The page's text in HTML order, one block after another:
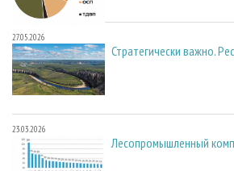
27.05.2026
Стратегически важно.
23.03.2026
Лесопромышленный